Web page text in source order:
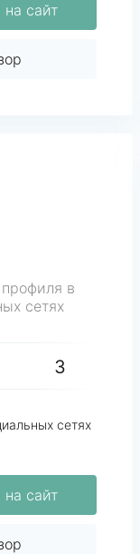
на сайт
в
сетях
3
сетях
на сайт